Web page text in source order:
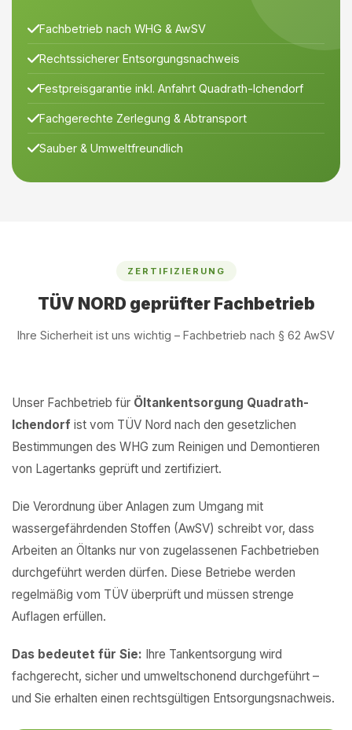
Fachbetrieb nach WHG & AwSV
Rechtssicherer Entsorgungsnachweis
Festpreisgarantie inkl. Anfahrt Quadrath-Ichendorf
Fachgerechte Zerlegung & Abtransport
Sauber & Umweltfreundlich
ZERTIFIZIERUNG
TÜV NORD geprüfter Fachbetrieb
Ihre Sicherheit ist uns wichtig – Fachbetrieb nach § 62 AwSV
Unser Fachbetrieb für Öltankentsorgung Quadrath-
Ichendorf ist vom TÜV Nord nach den gesetzlichen
Bestimmungen des WHG zum Reinigen und Demontieren
von Lagertanks geprüft und zertifiziert.
Die Verordnung über Anlagen zum Umgang mit
wassergefährdenden Stoffen (AwSV) schreibt vor, dass
Arbeiten an Öltanks nur von zugelassenen Fachbetrieben
durchgeführt werden dürfen. Diese Betriebe werden
regelmäßig vom TÜV überprüft und müssen strenge
Auflagen erfüllen.
Das bedeutet für Sie: Ihre Tankentsorgung wird
fachgerecht, sicher und umweltschonend durchgeführt –
und Sie erhalten einen rechtsgültigen Entsorgungsnachweis.